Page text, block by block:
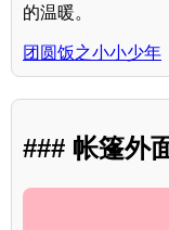
的温暖。
团圆饭之小小少年
### 帐篷外